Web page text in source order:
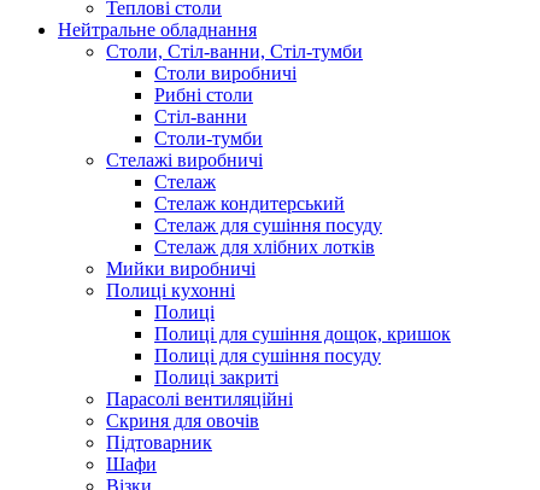
Теплові столи
Нейтральне обладнання
Столи, Стіл-ванни, Стіл-тумби
Столи виробничі
Рибні столи
Стіл-ванни
Столи-тумби
Стелажі виробничі
Стелаж
Стелаж кондитерський
Стелаж для сушіння посуду
Стелаж для хлібних лотків
Мийки виробничі
Полиці кухонні
Полиці
Полиці для сушіння дощок, кришок
Полиці для сушіння посуду
Полиці закриті
Парасолі вентиляційні
Скриня для овочів
Підтоварник
Шафи
Візки